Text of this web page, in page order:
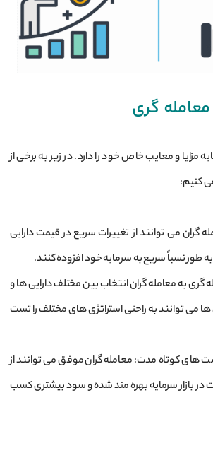
گری
مزایا و معایب خاص خود را دارد. در زیر به برخی از
‌کنیم:
‌گران می ‌توانند از تغییرات سریع در قیمت دارایی
نسباً سریع به سرمایه خود افزوده کنند.
‌گری به معامله‌ گران انتخاب بین مختلف دارایی ‌ها و
‌ها می‌ توانند به راحتی استراتژی ‌های مختلف را تست
‌های کوتاه‌ مدت: معامله‌ گران موفق می‌ توانند از
بازار سرمایه بهره ‌مند شده و سود بیشتری کسب